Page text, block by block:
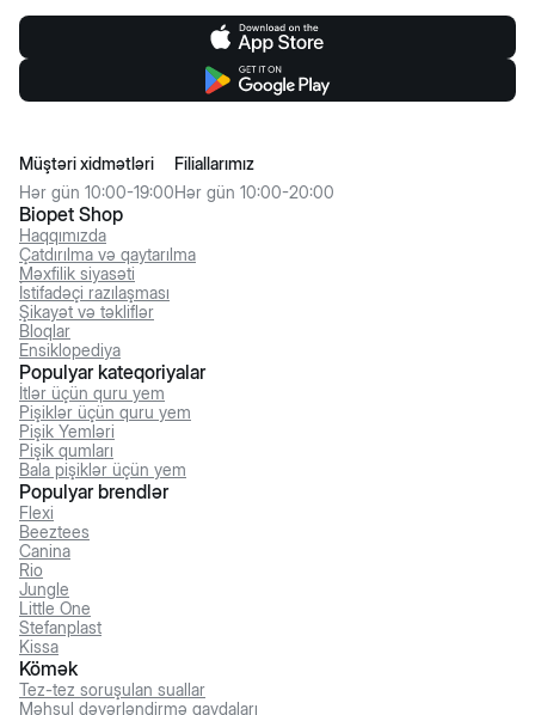
Biopet Shop
Haqqımızda
Çatdırılma və qaytarılma
Məxfilik siyasəti
İstifadəçi razılaşması
Şikayət və təkliflər
Bloqlar
Ensiklopediya
Müştəri xidmətləri
Hər gün 10:00-19:00
Filiallarımız
Hər gün 10:00-20:00
Populyar kateqoriyalar
İtlər üçün quru yem
Pişiklər üçün quru yem
Pişik Yemləri
Pişik qumları
Bala pişiklər üçün yem
Populyar brendlər
Flexi
Beeztees
Canina
Rio
Jungle
Little One
Stefanplast
Kissa
Kömək
Tez-tez soruşulan suallar
Məhsul dəyərləndirmə qaydaları